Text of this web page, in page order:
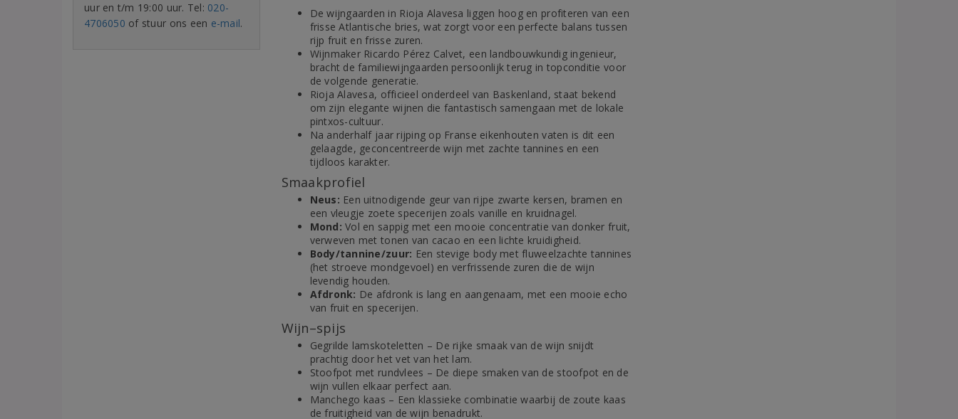
uur en t/m 19:00 uur. Tel: 020-
4706050 of stuur ons een e-mail.
De wijngaarden in Rioja Alavesa liggen hoog en profiteren van een
frisse Atlantische bries, wat zorgt voor een perfecte balans tussen
rijp fruit en frisse zuren.
Wijnmaker Ricardo Pérez Calvet, een landbouwkundig ingenieur,
bracht de familiewijngaarden persoonlijk terug in topconditie voor
de volgende generatie.
Rioja Alavesa, officieel onderdeel van Baskenland, staat bekend
om zijn elegante wijnen die fantastisch samengaan met de lokale
pintxos-cultuur.
Na anderhalf jaar rijping op Franse eikenhouten vaten is dit een
gelaagde, geconcentreerde wijn met zachte tannines en een
tijdloos karakter.
Smaakprofiel
Neus: Een uitnodigende geur van rijpe zwarte kersen, bramen en
een vleugje zoete specerijen zoals vanille en kruidnagel.
Mond: Vol en sappig met een mooie concentratie van donker fruit,
verweven met tonen van cacao en een lichte kruidigheid.
Body/tannine/zuur: Een stevige body met fluweelzachte tannines
(het stroeve mondgevoel) en verfrissende zuren die de wijn
levendig houden.
Afdronk: De afdronk is lang en aangenaam, met een mooie echo
van fruit en specerijen.
Wijn–spijs
Gegrilde lamskoteletten – De rijke smaak van de wijn snijdt
prachtig door het vet van het lam.
Stoofpot met rundvlees – De diepe smaken van de stoofpot en de
wijn vullen elkaar perfect aan.
Manchego kaas – Een klassieke combinatie waarbij de zoute kaas
de fruitigheid van de wijn benadrukt.